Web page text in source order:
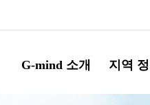
G-mind 소개 지역